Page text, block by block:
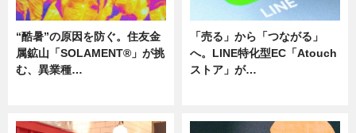
“酷暑”の原因を防ぐ。住友金
属鉱山「SOLAMENT®」が挑
む、異業種…
「売る」から「つながる」
へ。LINE特化型EC「Atouch
ストア」が…